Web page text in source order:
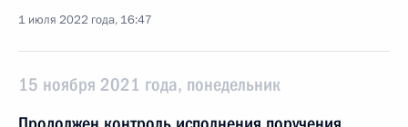
1 июля 2022 года, 16:47
15 ноября 2021 года, понедельник